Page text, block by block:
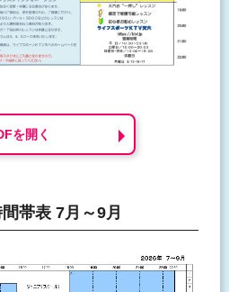
を開く
帯表 7月～9月